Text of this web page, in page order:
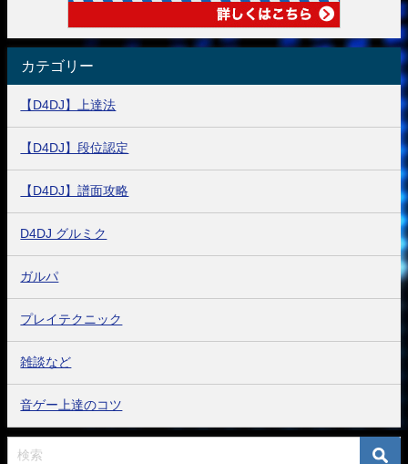
カテゴリー
【D4DJ】上達法
【D4DJ】段位認定
【D4DJ】譜面攻略
D4DJ グルミク
ガルパ
プレイテクニック
雑談など
音ゲー上達のコツ